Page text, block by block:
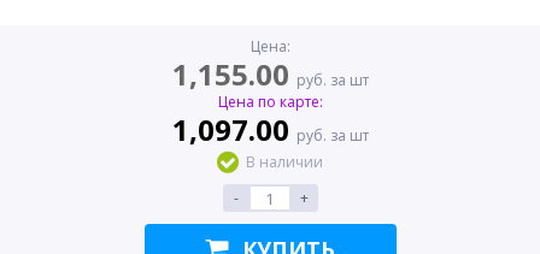
Цена:
1,155.00 руб. за шт
Цена по карте:
1,097.00 руб. за шт
В наличии
-
+